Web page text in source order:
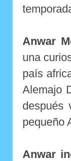
Anwar
una
país
Alemajo
después
pequeño
Anwar